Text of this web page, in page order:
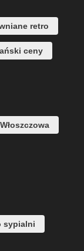
retro
ceny
sypialni